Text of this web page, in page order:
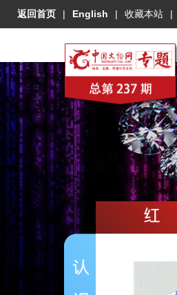
返回首页 | English | 收藏本站 |